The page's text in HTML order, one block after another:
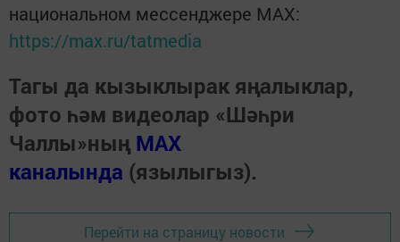
национальном мессенджере MАХ:
https://max.ru/tatmedia
Тагы да кызыклырак яңалыклар,
фото һәм видеолар «Шәһри
Чаллы»ның MAX
каналында (язылыгыз).
Перейти на страницу новости